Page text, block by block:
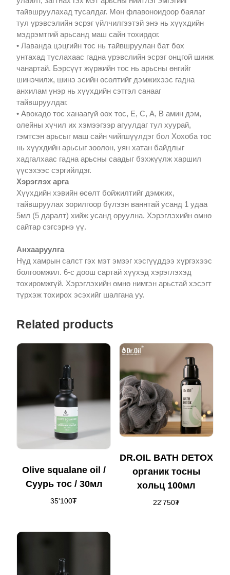
тайвшруулахад тусалдаг. Мөн флавоноидоор баялаг
тул үрэвсэлийн эсрэг үйлчилгээтэй энэ нь хүүхдийн
мэдрэмтгий арьсанд маш сайн тохирдог.
• Лаванда цэцгийн тос нь тайвшруулан бат бөх
унтахад туслахаас гадна үрэвслийн эсрэг онцгой шинж
чанартай. Бэрсүүт жүржийн тос нь арьсны өнгийг
шинэчилж, шинэ эсийн өсөлтийг дэмжихээс гадна
анхилам үнэр нь хүүхдийн сэтгэл санааг
тайвшруулдаг.
• Авокадо тос ханаагүй өөх тос, Е, С, А, В амин дэм,
олейны хүчил их хэмээгээр агуулдаг тул хуурай,
гэмтсэн арьсыг маш сайн чийгшүүлдэг бол Хохоба тос
нь хүүхдийн арьсыг зөөлөн, уян хатан байдлыг
хадгалхаас гадна арьсны саадыг бэхжүүлж харшил
үүсэхээс сэргийлдэг.
Хэрэглэх арга
Хүүхдийн хэвийн өсөлт бойжилтийг дэмжих,
тайвшруулах зорилгоор бүлээн ваннтай усанд 1 удаа
5мл (5 даралт) хийж усанд оруулна. Хэрэглэхийн өмнө
сайтар сэгсэрнэ үү.
Анхааруулга
Нүд хамрын салст гэх мэт эмзэг хэсгүүддээ хүргэхээс
болгоомжил. 6-с доош сартай хүүхэд хэрэглэхэд
тохиромжгүй. Хэрэглэхийн өмнө нимгэн арьстай хэсэгт
түрхэж тохирох эсэхийг шалгана уу.
Related products
Olive squalane oil /
Суурь тос / 30мл
35'100₮
DR.OIL BATH DETOX
органик тосны
хольц 100мл
22'750₮